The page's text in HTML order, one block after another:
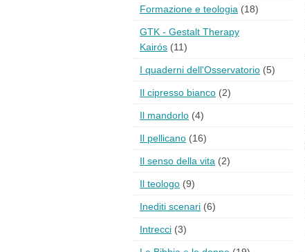
Formazione e teologia (18)
GTK - Gestalt Therapy
Kairós (11)
I quaderni dell'Osservatorio (5)
Il cipresso bianco (2)
Il mandorlo (4)
Il pellicano (16)
Il senso della vita (2)
Il teologo (9)
Inediti scenari (6)
Intrecci (3)